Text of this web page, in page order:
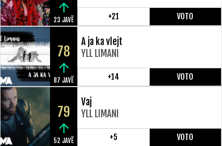
23 JAVË +21 VOTO
78
87 JAVË
A ja ka vlejt
YLL LIMANI
+14 VOTO
79
52 JAVË
Vaj
YLL LIMANI
+5 VOTO